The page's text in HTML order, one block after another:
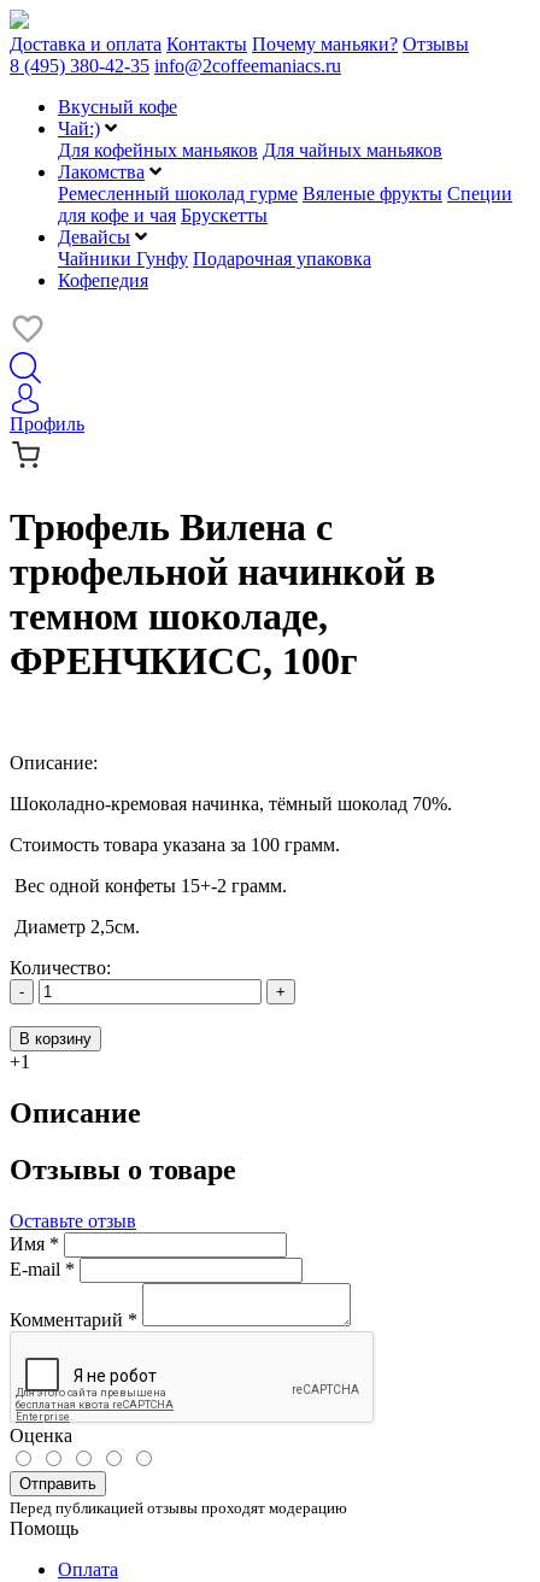
Доставка и оплата Контакты Почему маньяки? Отзывы
8 (495) 380-42-35 info@2coffeemaniacs.ru
Вкусный кофе
Чай:)
Для кофейных маньяков Для чайных маньяков
Лакомства
Ремесленный шоколад гурме Вяленые фрукты Специи
для кофе и чая Брускетты
Девайсы
Чайники Гунфу Подарочная упаковка
Кофепедия
Профиль
Трюфель Вилена с
трюфельной начинкой в
темном шоколаде,
ФРЕНЧКИСС, 100г
Описание:
Шоколадно-кремовая начинка, тёмный шоколад 70%.
Стоимость товара указана за 100 грамм.
Вес одной конфеты 15+-2 грамм.
Диаметр 2,5см.
Количество:
- +
В корзину
+1
Описание
Отзывы о товаре
Оставьте отзыв
Имя *
E-mail *
Комментарий *
Оценка
Отправить
Перед публикацией отзывы проходят модерацию
Помощь
Оплата